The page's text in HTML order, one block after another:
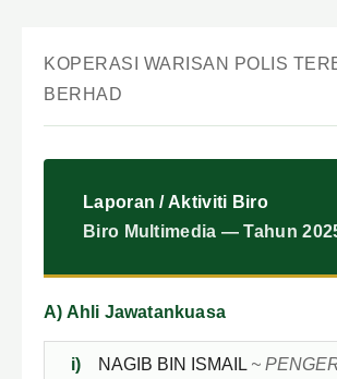
KOPERASI WARISAN POLIS
BERHAD
Laporan / Aktiviti Biro
Biro Multimedia — Tahun
A) Ahli Jawatankuasa
i) NAGIB BIN ISMAIL ~